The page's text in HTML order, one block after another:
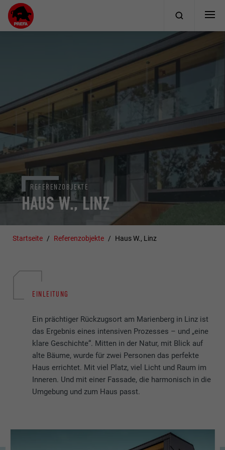
HAUS W., LINZ
REFERENZOBJEKTE
Startseite Referenzobjekte Haus W., Linz
EINLEITUNG
Ein prächtiger Rückzugsort am Marienberg in Linz ist
das Ergebnis eines intensiven Prozesses – und „eine
klare Geschichte“. Mitten in der Natur, mit Blick auf
alte Bäume, wurde für zwei Personen das perfekte
Haus errichtet. Mit viel Platz, viel Licht und Raum im
Inneren. Und mit einer Fassade, die harmonisch in die
Umgebung und zum Haus passt.